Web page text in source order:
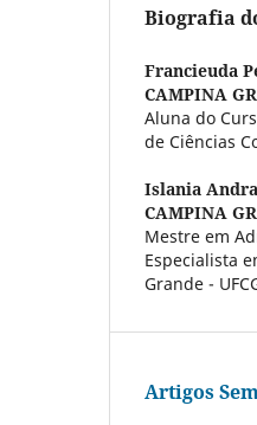
Biografia
Francieuda
CAMPINA
Aluna do
de Ciências
Islania
CAMPINA
Mestre em
Especialista
Grande -
Artigos